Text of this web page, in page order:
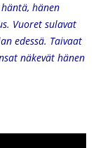
hänen
Vuoret sulavat
edessä. Taivaat
näkevät hänen